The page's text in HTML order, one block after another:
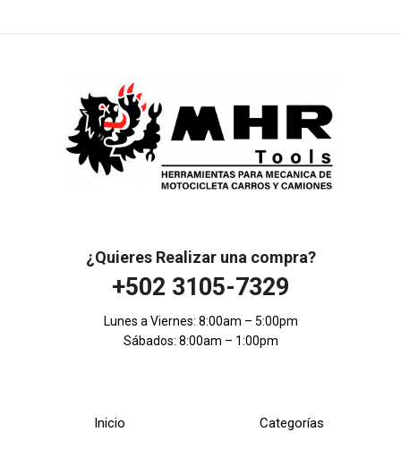
¿Quieres Realizar una compra?
+502 3105-7329
Lunes a Viernes: 8:00am – 5:00pm
Sábados: 8:00am – 1:00pm
Inicio Categorías